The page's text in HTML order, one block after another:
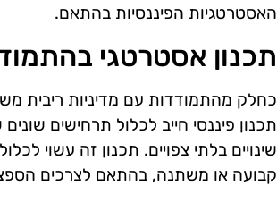
האסטרטגיות הפיננסיות בהתאם.
תכנון אסטרטגי
כחלק מהתמודדות עם מדיניות ריבית
תכנון פיננסי חייב לכלול תרחישים
שינויים בלתי צפויים. תכנון זה עשוי
קבועה או משתנה, בהתאם לצרכים